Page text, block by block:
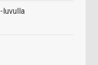
luvulla